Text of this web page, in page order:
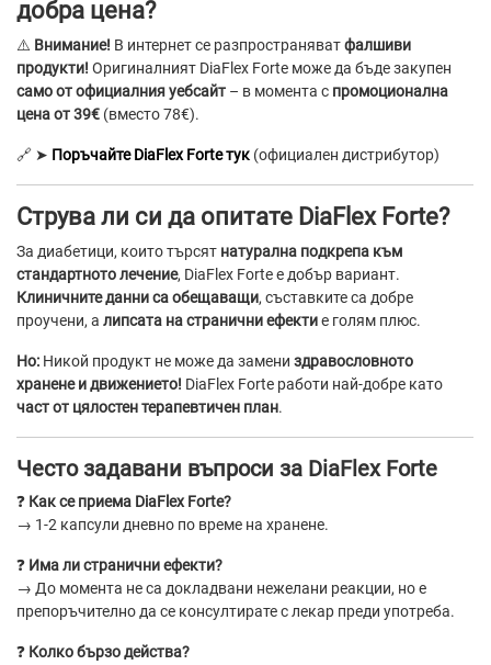
добра цена?
⚠️ Внимание! В интернет се разпространяватфалшиви
продукти! Оригиналният DiaFlex Forte може да бъде закупен
само от официалния уебсайт – в момента с промоционална
цена от 39€ (вместо 78€).
🔗 ➤ Поръчайте DiaFlex Forte тук (официален дистрибутор)
Струва ли си да опитате DiaFlex Forte?
За диабетици, които търсят натурална подкрепа към
стандартното лечение, DiaFlex Forte е добър вариант.
Клиничните данни са обещаващи, съставките са добре
проучени, а липсата на странични ефектие голям плюс.
Но: Никой продукт не може да замени здравословното
хранене и движението! DiaFlex Forte работи най-добре като
част от цялостен терапевтичен план.
Често задавани въпроси за DiaFlex Forte
❓ Как се приема DiaFlex Forte?
→ 1-2 капсули дневно по време на хранене.
❓ Има ли странични ефекти?
→ До момента не са докладвани нежелани реакции, но е
препоръчително да се консултирате с лекар преди употреба.
❓ Колко бързо действа?